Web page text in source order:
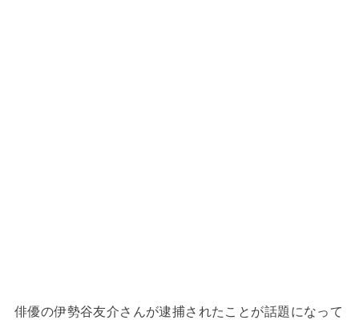
俳優の伊勢谷友介さんが逮捕されたことが話題になって